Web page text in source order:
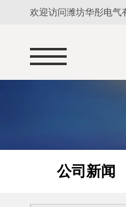
欢迎访问潍坊华彤电气
公司新闻